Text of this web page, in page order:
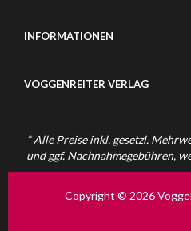
INFORMATIONEN
VOGGENREITER VERLAG
* Alle Preise inkl. gesetzl.
und ggf. Nachnahmegebühren,
Copyright © 2026